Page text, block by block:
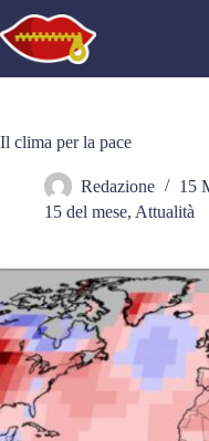
al
contenuto
Il clima per la pace
Redazione
15
15 del mese, Attualità